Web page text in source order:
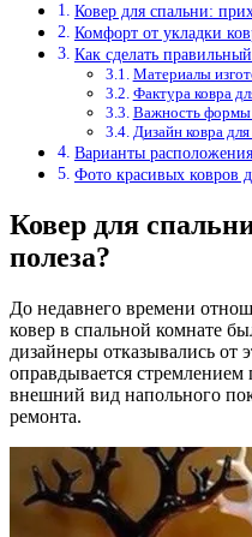
Ковер для спальни:
Комфорт от укладки
Как сделать
Материалы
Фактура ковра
Важность формы
Дизайн ковра
Варианты
Фото красивых ковров
Ковер для
полеза?
До недавнего времени
ковер в спальной комнате
дизайнеры отказывались от
оправдывается
внешний вид напольного
ремонта.